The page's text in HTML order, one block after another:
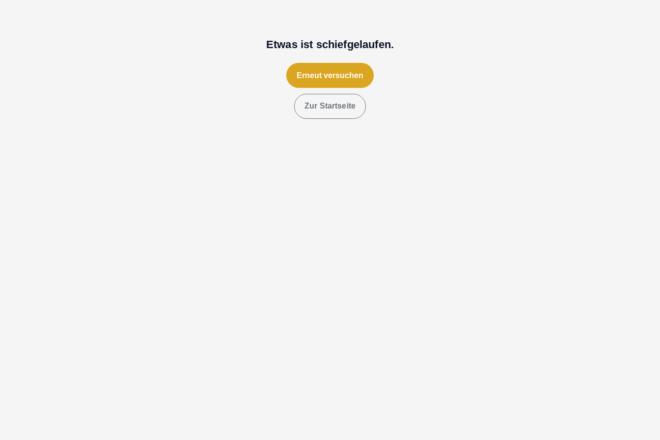
Etwas ist schiefgelaufen.
Erneut versuchen
Zur Startseite